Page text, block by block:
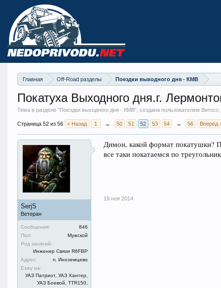
Главная Off-Road разделы Поездки выходного дня - КМВ
Покатуха Выходного дня.г.
Тема в разделе "Поездки выходного дня - КМВ", создана пользователем
Страница 52 из 56 < Назад 1 ← 50 51 52 53 54 → 56 Вперёд
SerjS
Ветеран
Сообщения:
846
Пол:
Мужской
Род занятий:
Инженер Связи R6FBP
Адрес:
п. Иноземцево
Езжу на:
УАЗ Патриот, УАЗ Хантер,
УАЗ Боевой, TTR150,
Димон, какой формат покатушки?
все таки покатаемся по
19 ноя 2014